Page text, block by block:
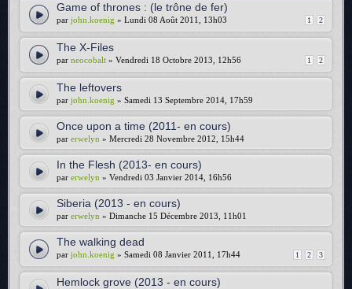
Game of thrones : (le trône de fer)
1 2
par john.koenig » Lundi 08 Août 2011, 13h03
The X-Files
1 2
par neocobalt » Vendredi 18 Octobre 2013, 12h56
The leftovers
par john.koenig » Samedi 13 Septembre 2014, 17h59
Once upon a time (2011- en cours)
par erwelyn » Mercredi 28 Novembre 2012, 15h44
In the Flesh (2013- en cours)
par erwelyn » Vendredi 03 Janvier 2014, 16h56
Siberia (2013 - en cours)
par erwelyn » Dimanche 15 Décembre 2013, 11h01
The walking dead
1 2 3
par john.koenig » Samedi 08 Janvier 2011, 17h44
Hemlock grove (2013 - en cours)